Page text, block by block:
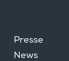
Presse
News